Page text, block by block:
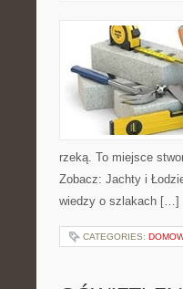
rzeką. To miejsce
Zobacz: Jachty i
wiedzy o szlakach […]
CATEGORIES: